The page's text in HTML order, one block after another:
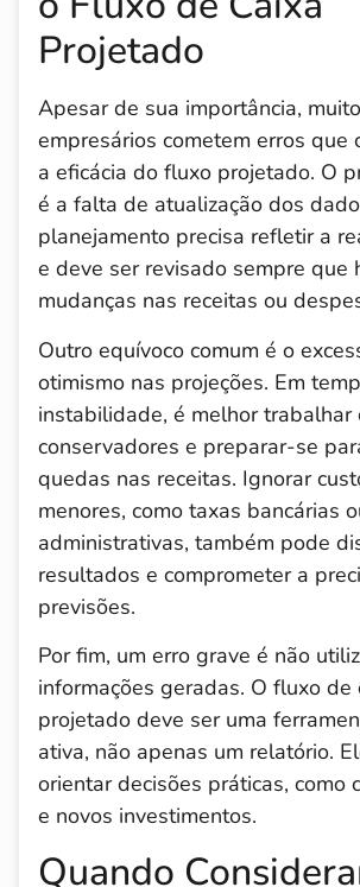
Projetado
Apesar de sua importância,
empresários cometem erros que
a eficácia do fluxo projetado. O
é a falta de atualização dos
planejamento precisa refletir a
e deve ser revisado sempre que
mudanças nas receitas ou
Outro equívoco comum é o
otimismo nas projeções. Em
instabilidade, é melhor trabalhar
conservadores e preparar-se
quedas nas receitas. Ignorar
menores, como taxas bancárias
administrativas, também pode
resultados e comprometer a
previsões.
Por fim, um erro grave é não
informações geradas. O fluxo de
projetado deve ser uma
ativa, não apenas um relatório.
orientar decisões práticas, como
e novos investimentos.
Quando